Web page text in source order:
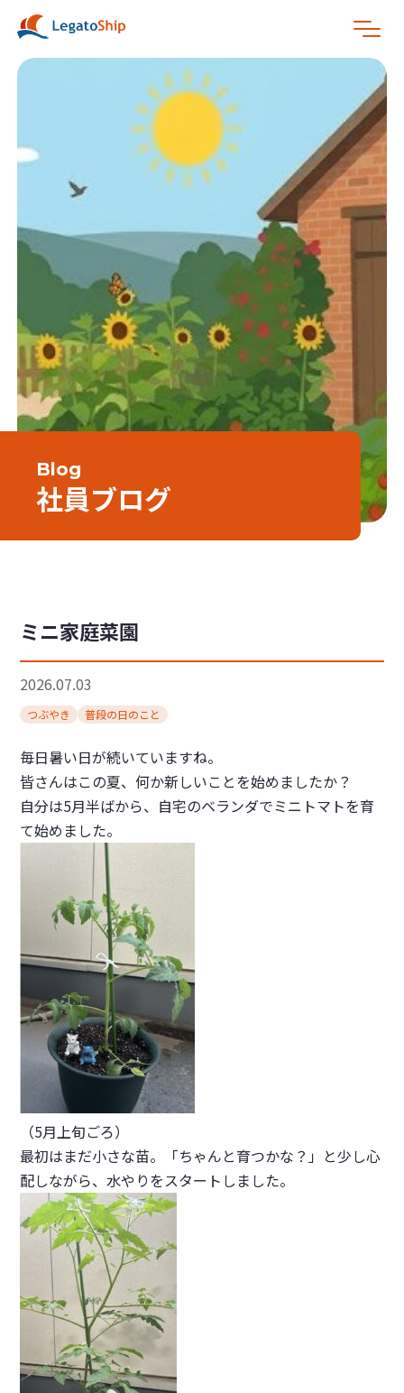
Blog
社員ブログ
ミニ家庭菜園
2026.07.03
つぶやき 普段の日のこと
毎日暑い日が続いていますね。
皆さんはこの夏、何か新しいことを始めましたか？
自分は5月半ばから、自宅のベランダでミニトマトを育
て始めました。
（5月上旬ごろ）
最初はまだ小さな苗。「ちゃんと育つかな？」と少し心
配しながら、水やりをスタートしました。